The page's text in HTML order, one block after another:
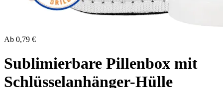
Ab 0,79 €
Sublimierbare Pillenbox mit
Schlüsselanhänger-Hülle